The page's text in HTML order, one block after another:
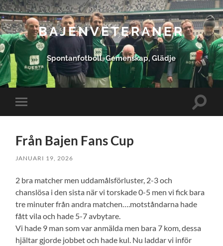
BAJENVETERANER
Spontanfotboll, Gemenskap, Glädje
Slå
på/av
Slå
Från Bajen Fans Cup
JANUARI 19, 2026
2 bra matcher men uddamålsförluster, 2-3 och
chanslösa i den sista när vi torskade 0-5 men vi fick bara
tre minuter från andra matchen….motståndarna hade
fått vila och hade 5-7 avbytare.
Vi hade 9 man som var anmälda men bara 7 kom, dessa
hjältar gjorde jobbet och hade kul. Nu laddar vi inför